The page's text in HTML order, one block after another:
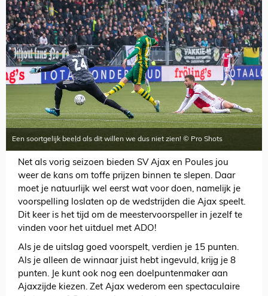
Een soortgelijk beeld als dit willen we dus niet zien! © Pro Shots
Net als vorig seizoen bieden SV Ajax en Poules jou
weer de kans om toffe prijzen binnen te slepen. Daar
moet je natuurlijk wel eerst wat voor doen, namelijk je
voorspelling loslaten op de wedstrijden die Ajax speelt.
Dit keer is het tijd om de meestervoorspeller in jezelf te
vinden voor het uitduel met ADO!
Als je de uitslag goed voorspelt, verdien je 15 punten.
Als je alleen de winnaar juist hebt ingevuld, krijg je 8
punten. Je kunt ook nog een doelpuntenmaker aan
Ajaxzijde kiezen. Zet Ajax wederom een spectaculaire